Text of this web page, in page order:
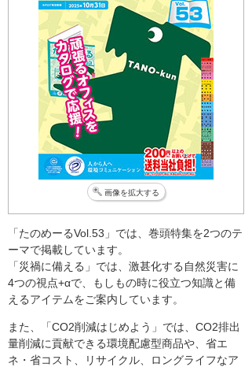
画像を拡大する
「たのめーるVol.53」では、巻頭特集を2つのテ
ーマで掲載しています。
「災禍に備える」では、激甚化する自然災害に
4つの視点+αで、もしもの時に役立つ知識と備
えるアイテムをご案内しています。
また、「CO2削減はじめよう」では、CO2排出
量削減に貢献できる環境配慮型商品や、省エ
ネ・省コスト、リサイクル、ロングライフなア